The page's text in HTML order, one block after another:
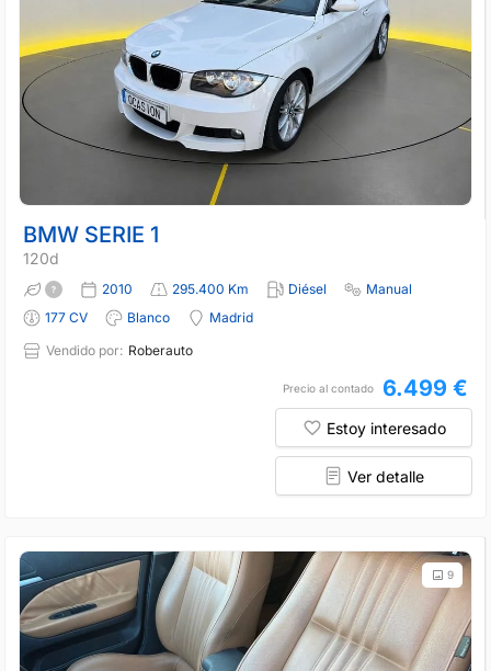
BMW SERIE 1
120d
2010 295.400 Km Diésel
Manual
177 CV
Blanco
Madrid
Vendido por: Roberauto
Precio al contado 6.499 €
Estoy interesado
Ver detalle
9